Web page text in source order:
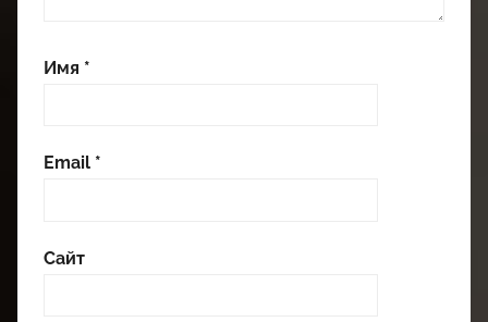
Имя *
Email *
Сайт